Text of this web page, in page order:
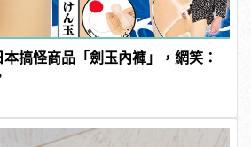
搞怪商品「劍玉內褲」，網笑：